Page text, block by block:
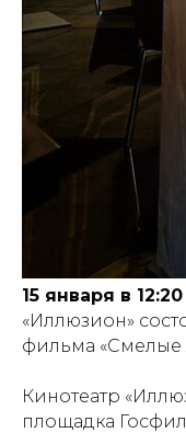
15 января в 12:20
«Иллюзион»
фильма «Смелые
Кинотеатр
площадка